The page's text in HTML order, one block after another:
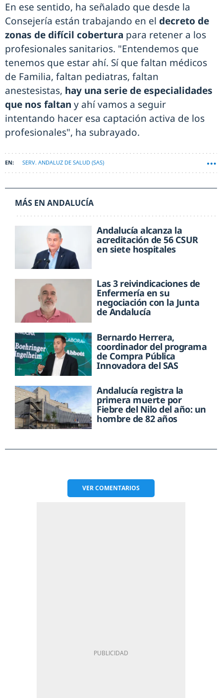
En ese sentido, ha señalado que desde la
Consejería están trabajando en el decreto de
zonas de difícil cobertura para retener a los
profesionales sanitarios. "Entendemos que
tenemos que estar ahí. Sí que faltan médicos
de Familia, faltan pediatras, faltan
anestesistas, hay una serie de especialidades
que nos faltan y ahí vamos a seguir
intentando hacer esa captación activa de los
profesionales", ha subrayado.
SERV. ANDALUZ DE SALUD (SAS)
MÁS EN ANDALUCÍA
Andalucía alcanza la
acreditación de 56 CSUR
en siete hospitales
Las 3 reivindicaciones de
Enfermería en su
negociación con la Junta
de Andalucía
Bernardo Herrera,
coordinador del programa
de Compra Pública
Innovadora del SAS
Andalucía registra la
primera muerte por
Fiebre del Nilo del año: un
hombre de 82 años
VERCOMENTARIOS